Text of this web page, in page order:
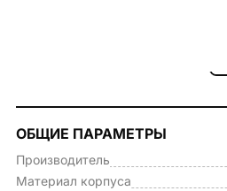
ОБЩИЕ ПАРАМЕТРЫ
Производитель
Материал корпуса